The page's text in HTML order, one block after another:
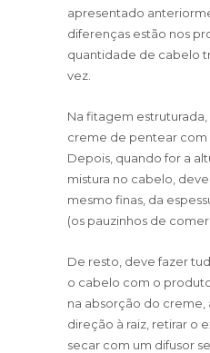
apresentado
diferenças estão nos
quantidade de cabelo
vez.
Na fitagem
creme de pentear com
Depois, quando for a
mistura no cabelo,
mesmo finas, da
(os pauzinhos de
De resto, deve fazer
o cabelo com o
na absorção do creme,
direção à raiz, retirar o
secar com um difusor